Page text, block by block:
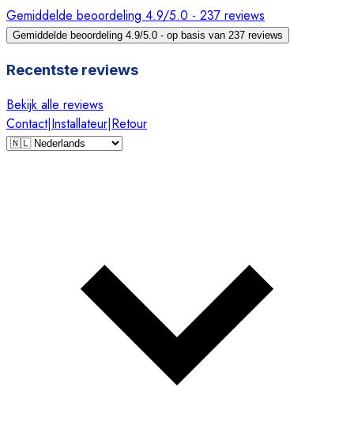
Gemiddelde beoordeling 4.9/5.0 - 237 reviews
Gemiddelde beoordeling 4.9/5.0 - op basis van 237 reviews
Recentste reviews
Bekijk alle reviews
Contact|Installateur|Retour